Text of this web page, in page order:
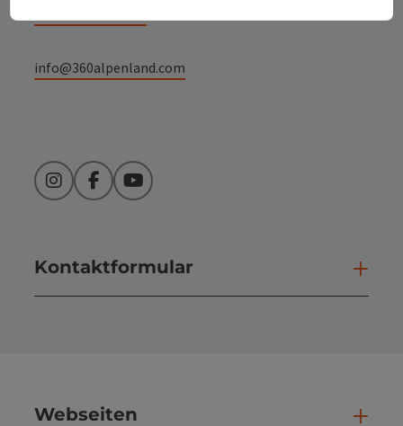
info@360alpenland.com
InstagramFacebookYouTube
Kontaktformular
Webseiten